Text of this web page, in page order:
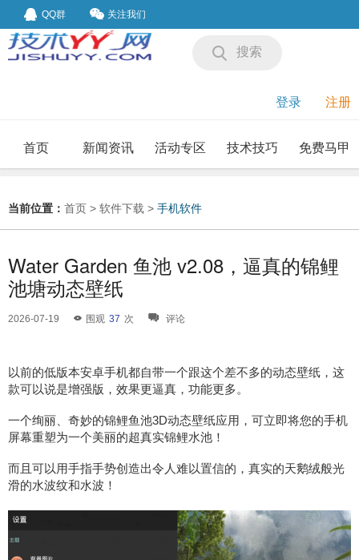
QQ群 关注我们
搜索
登录 注册
首页 新闻资讯 活动专区 技术技巧 免费马甲
当前位置： 首页 > 软件下载 > 手机软件
Water Garden 鱼池 v2.08，逼真的锦鲤
池塘动态壁纸
2026-07-19 围观 37 次 评论
以前的低版本安卓手机都自带一个跟这个差不多的动态壁纸，这
款可以说是增强版，效果更逼真，功能更多。
一个绚丽、奇妙的锦鲤鱼池3D动态壁纸应用，可立即将您的手机
屏幕重塑为一个美丽的超真实锦鲤水池！
而且可以用手指手势创造出令人难以置信的，真实的天鹅绒般光
滑的水波纹和水波！